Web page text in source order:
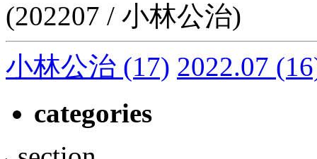
(202207 / 小林公治)
小林公治 (17) 2022.07
categories